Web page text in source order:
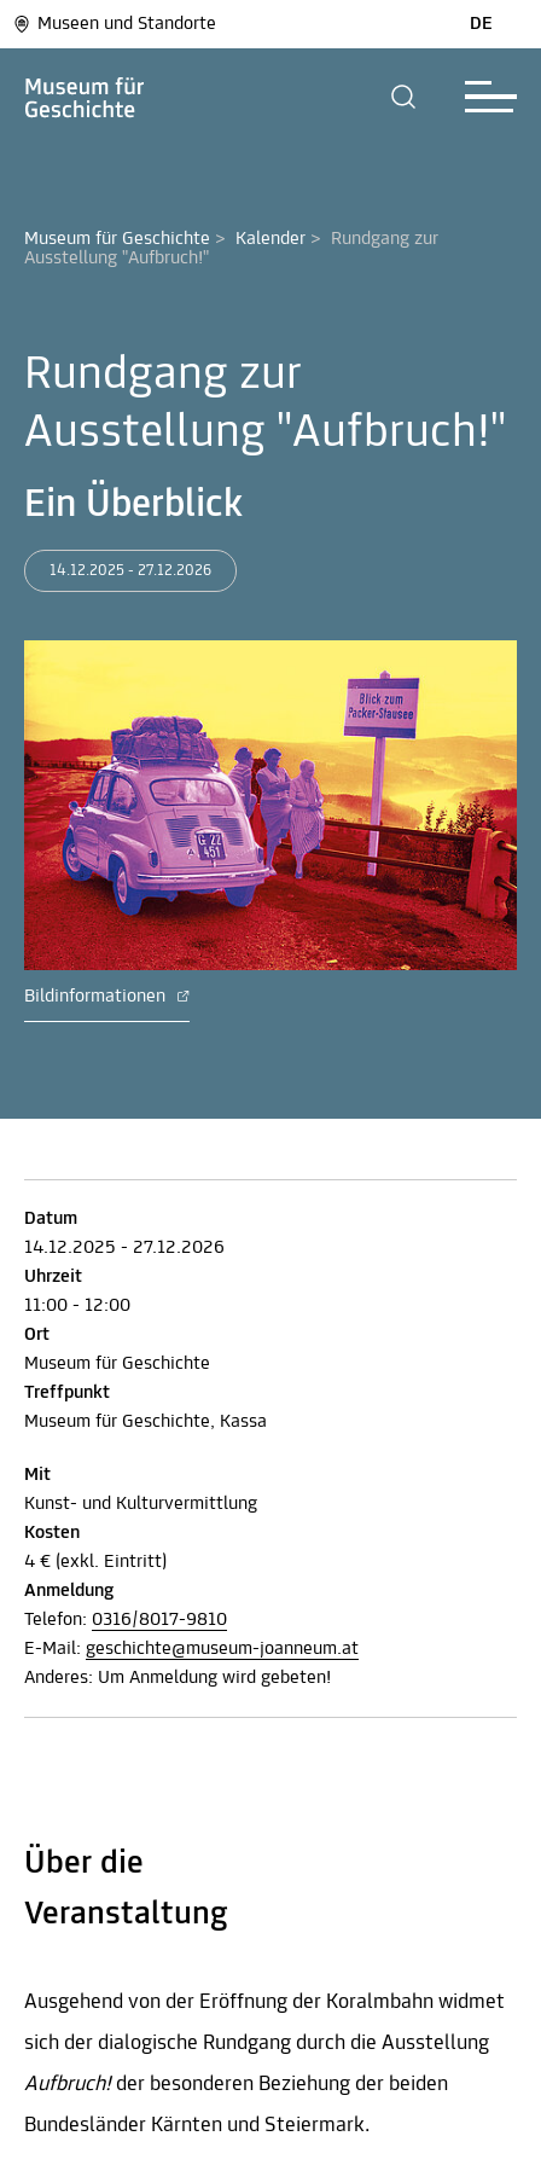
Museen und Standorte DE
Museum für Geschichte > Kalender >
Rundgang zur
Ausstellung "Aufbruch!"
Rundgang zur
Ausstellung "Aufbruch!"
Ein Überblick
14.12.2025 - 27.12.2026
Bildinformationen
Datum
14.12.2025 - 27.12.2026
Uhrzeit
11:00 - 12:00
Ort
Museum für Geschichte
Treffpunkt
Museum für Geschichte, Kassa
Mit
Kunst- und Kulturvermittlung
Kosten
4 € (exkl. Eintritt)
Anmeldung
Telefon: 0316/8017-9810
E-Mail: geschichte@museum-joanneum.at
Anderes: Um Anmeldung wird gebeten!
Über die
Veranstaltung
Ausgehend von der Eröffnung der Koralmbahn widmet
sich der dialogische Rundgang durch die Ausstellung
Aufbruch! der besonderen Beziehung der beiden
Bundesländer Kärnten und Steiermark.